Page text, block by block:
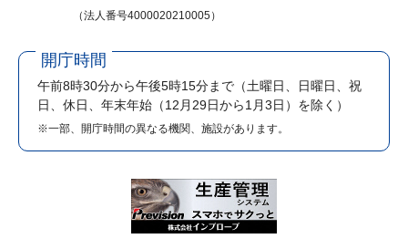
（法人番号4000020210005）
開庁時間
午前8時30分から午後5時15分まで （土曜日、日曜日、祝
日、休日、年末年始（12月29日から1月3日）を除く）
※一部、開庁時間の異なる機関、施設があります。